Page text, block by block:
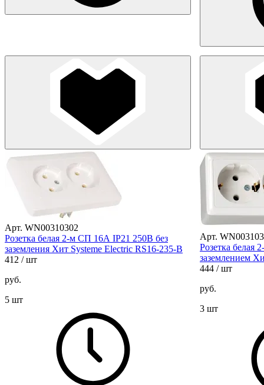
Арт. WN00310302
Розетка белая 2-м СП 16А IP21 250В без
заземления Хит Systeme Electric RS16-235-B
412 / шт
руб.
5 шт
Арт.
Розетка
заземлением
444 / шт
руб.
3 шт